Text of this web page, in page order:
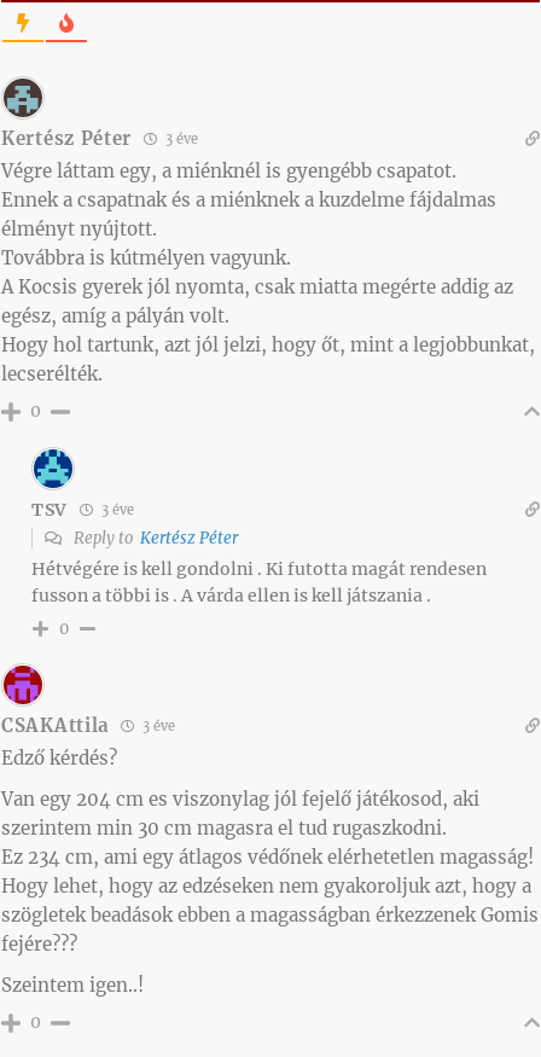
Kertész Péter 3 éve
Végre láttam egy, a miénknél is gyengébb csapatot.
Ennek a csapatnak és a miénknek a kuzdelme fájdalmas
élményt nyújtott.
Továbbra is kútmélyen vagyunk.
A Kocsis gyerek jól nyomta, csak miatta megérte addig az
egész, amíg a pályán volt.
Hogy hol tartunk, azt jól jelzi, hogy őt, mint a legjobbunkat,
lecserélték.
0
TSV 3 éve
Reply to Kertész Péter
Hétvégére is kell gondolni . Ki futotta magát rendesen
fusson a többi is . A várda ellen is kell játszania .
0
CSAKAttila 3 éve
Edző kérdés?
Van egy 204 cm es viszonylag jól fejelő játékosod, aki
szerintem min 30 cm magasra el tud rugaszkodni.
Ez 234 cm, ami egy átlagos védőnek elérhetetlen magasság!
Hogy lehet, hogy az edzéseken nem gyakoroljuk azt, hogy a
szögletek beadások ebben a magasságban érkezzenek Gomis
fejére???
Szeintem igen..!
0